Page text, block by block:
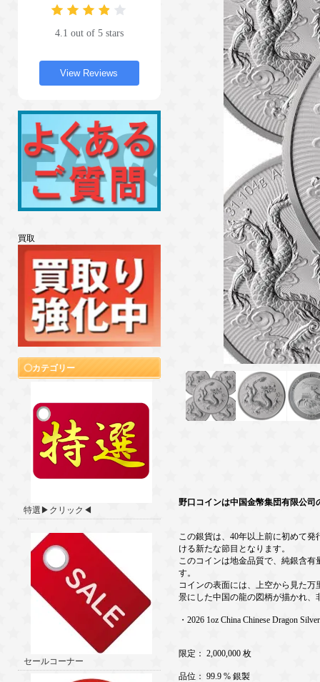
4.1 out of 5 stars
View Reviews
買取
カテゴリー
特選▶クリック◀
セールコーナー
野口コインは中国金幣集団有限公司
この銀貨は、40年以上前に初めて
ける新たな節目となります。
このコインは地金品質で、純銀含有
す。
コインの表面には、上空から見た
景にした中国の龍の図柄が描かれ
・2026 1oz China Chinese Dragon
限定： 2,000,000 枚
品位： 99.9 % 銀製